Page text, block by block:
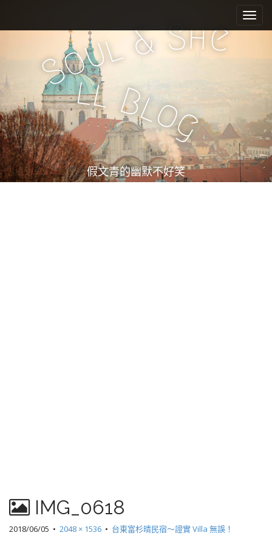
e
n
u
i
c
n
t
e
n
t
S
oul&She
ll Blog
假文青的幽默不好笑
IMG_0618
2018/06/05 • 2048 × 1536 • 台東富杉晴民宿～證實 Villa 無誤！